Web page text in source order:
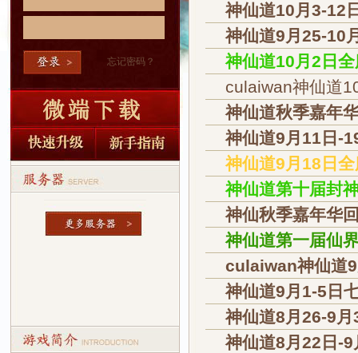
忘记密码？
神仙道10月3-12
神仙道9月25-10
神仙道10月2日
culaiwan神仙道
神仙道秋季嘉年
神仙道9月11日-
神仙道9月18日
神仙道第十届封
神仙秋季嘉年华
神仙道第一届仙
culaiwan神仙道
神仙道9月1-5日
神仙道8月26-9
神仙道8月22日-